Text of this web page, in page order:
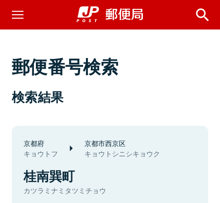
郵便番号検索
検索結果
京都府
キョウトフ
京都市西京区
キョウトシニシキョウク
桂南巽町
カツラミナミタツミチョウ